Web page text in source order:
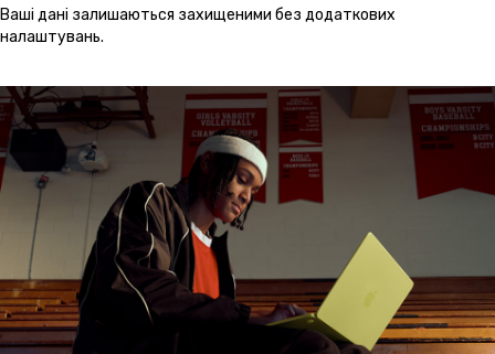
Ваші дані залишаються захищеними без додаткових
налаштувань.